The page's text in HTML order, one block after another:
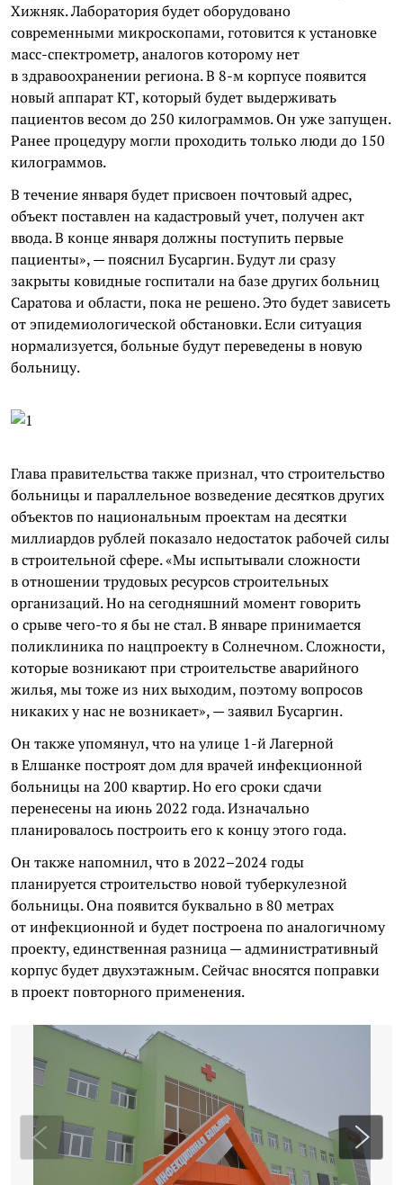
Хижняк. Лаборатория будет оборудовано
современными микроскопами, готовится к установке
масс-спектрометр, аналогов которому нет
в здравоохранении региона. В 8-м корпусе появится
новый аппарат КТ, который будет выдерживать
пациентов весом до 250 килограммов. Он уже запущен.
Ранее процедуру могли проходить только люди до 150
килограммов.
В течение января будет присвоен почтовый адрес,
объект поставлен на кадастровый учет, получен акт
ввода. В конце января должны поступить первые
пациенты», — пояснил Бусаргин. Будут ли сразу
закрыты ковидные госпитали на базе других больниц
Саратова и области, пока не решено. Это будет зависеть
от эпидемиологической обстановки. Если ситуация
нормализуется, больные будут переведены в новую
больницу.
Глава правительства также признал, что строительство
больницы и параллельное возведение десятков других
объектов по национальным проектам на десятки
миллиардов рублей показало недостаток рабочей силы
в строительной сфере. «Мы испытывали сложности
в отношении трудовых ресурсов строительных
организаций. Но на сегодняшний момент говорить
о срыве чего-то я бы не стал. В январе принимается
поликлиника по нацпроекту в Солнечном. Сложности,
которые возникают при строительстве аварийного
жилья, мы тоже из них выходим, поэтому вопросов
никаких у нас не возникает», — заявил Бусаргин.
Он также упомянул, что на улице 1-й Лагерной
в Елшанке построят дом для врачей инфекционной
больницы на 200 квартир. Но его сроки сдачи
перенесены на июнь 2022 года. Изначально
планировалось построить его к концу этого года.
Он также напомнил, что в 2022–2024 годы
планируется строительство новой туберкулезной
больницы. Она появится буквально в 80 метрах
от инфекционной и будет построена по аналогичному
проекту, единственная разница — административный
корпус будет двухэтажным. Сейчас вносятся поправки
в проект повторного применения.